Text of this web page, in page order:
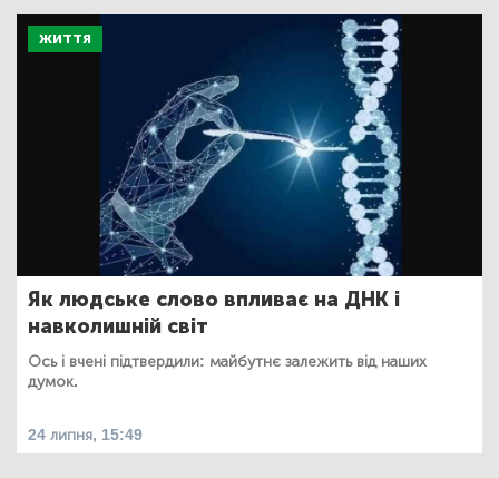
ЖИТТЯ
Як людське слово впливає на ДНК і
навколишній світ
Ось і вчені підтвердили: майбутнє залежить від наших
думок.
24 липня, 15:49